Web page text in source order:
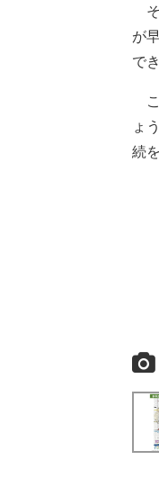
そ
が
で
こ
ょ
続